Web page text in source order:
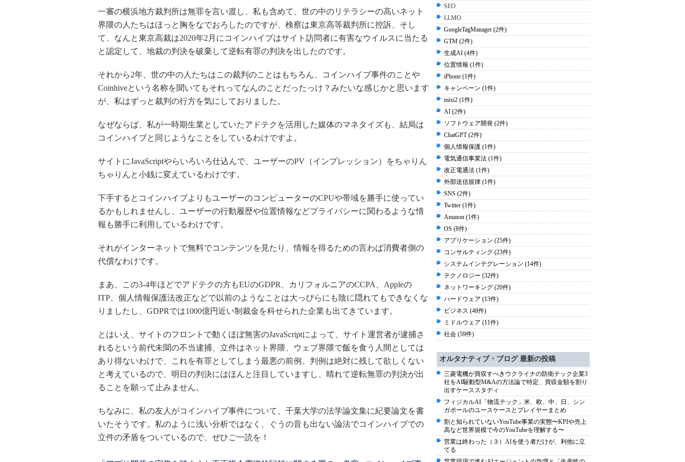
一審の横浜地方裁判所は無罪を言い渡し、私も含めて、世の中のリテラシーの高いネット
界隈の人たちはほっと胸をなでおろしたのですが、検察は東京高等裁判所に控訴、そし
て、なんと東京高裁は2020年2月にコインハイブはサイト訪問者に有害なウイルスに当たる
と認定して、地裁の判決を破棄して逆転有罪の判決を出したのです。
それから2年、世の中の人たちはこの裁判のことはもちろん、コインハイブ事件のことや
Coinhiveという名称を聞いてもそれってなんのことだったっけ？みたいな感じかと思います
が、私はずっと裁判の行方を気にしておりました。
なぜならば、私が一時期生業としていたアドテクを活用した媒体のマネタイズも、結局は
コインハイブと同じようなことをしているわけですよ。
サイトにJavaScriptやらいろいろ仕込んで、ユーザーのPV（インプレッション）をちゃりん
ちゃりんと小銭に変えているわけです。
下手するとコインハイブよりもユーザーのコンピューターのCPUや帯域を勝手に使ってい
るかもしれませんし、ユーザーの行動履歴や位置情報などプライバシーに関わるような情
報も勝手に利用しているわけです。
それがインターネットで無料でコンテンツを見たり、情報を得るための言わば消費者側の
代償なわけです。
まあ、この3-4年ほどでアドテクの方もEUのGDPR、カリフォルニアのCCPA、Appleの
ITP、個人情報保護法改正などで以前のようなことは大っぴらにも陰に隠れてもできなくな
りましたし、GDPRでは1000億円近い制裁金を科せられた企業も出てきています。
とはいえ、サイトのフロントで動くほぼ無害のJavaScriptによって、サイト運営者が逮捕さ
れるという前代未聞の不当逮捕、立件はネット界隈、ウェブ界隈で飯を食う人間としては
あり得ないわけで、これを有罪としてしまう最悪の前例、判例は絶対に残して欲しくない
と考えているので、明日の判決にはほんと注目していますし、晴れて逆転無罪の判決が出
ることを願って止みません。
ちなみに、私の友人がコインハイブ事件について、千葉大学の法学論文集に紀要論文を書
いたそうです。私のように浅い分析ではなく、ぐうの音も出ない論法でコインハイブでの
立件の矛盾をついているので、ぜひご一読を！
SEO
LLMO
GoogleTagManager (2件)
GTM (2件)
生成AI (4件)
位置情報 (1件)
iPhone (1件)
キャンペーン (1件)
mixi2 (1件)
AI (2件)
ソフトウェア開発 (2件)
ChatGPT (2件)
個人情報保護 (1件)
電気通信事業法 (1件)
改正電通法 (1件)
外部送信規律 (1件)
SNS (2件)
Twitter (1件)
Amazon (1件)
OS (8件)
アプリケーション (25件)
コンサルティング (23件)
システムインテグレーション (14件)
テクノロジー (32件)
ネットワーキング (20件)
ハードウェア (13件)
ビジネス (48件)
ミドルウェア (11件)
社会 (59件)
オルタナティブ・ブログ 最新の投稿
三菱電機が買収すべきウクライナの防衛テック企業3
社をAI駆動型M&Aの方法論で特定、買収金額を割り
出すケーススタディ
フィジカルAI「物流テック」米、欧、中、日、シン
ガポールのユースケースとプレイヤーまとめ
割と知られていないYouTube事業の実態〜KPIや売上
高など世界規模で今のYouTubeを理解する〜
営業は終わった（３）AIを使う者だけが、利他に立
てる